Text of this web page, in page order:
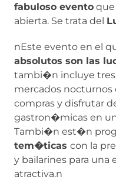
fabuloso evento que
abierta. Se trata del
nEste evento en el
absolutos son las
tambi�n incluye
mercados
compras y disfrutar
gastron�micas en
Tambi�n est�n
tem�ticas con la
y bailarines para una
atractiva.n